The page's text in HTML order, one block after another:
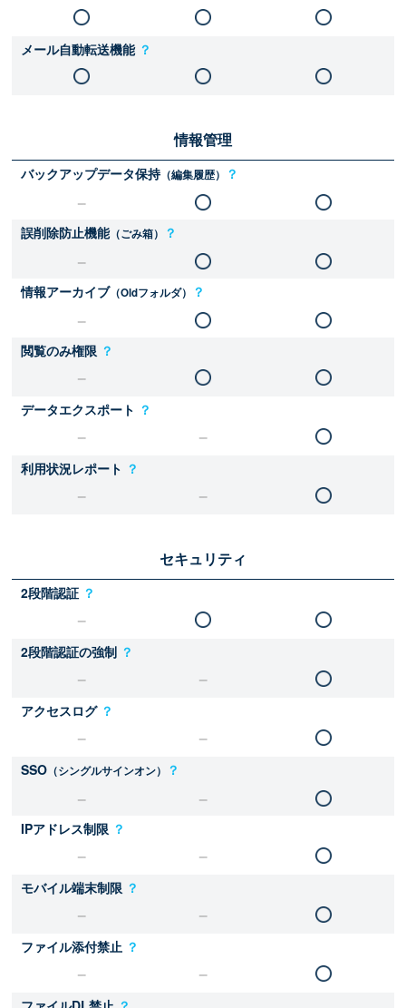
メール自動転送機能 ？
情報管理
バックアップデータ保持（編集履歴） ？
誤削除防止機能（ごみ箱） ？
情報アーカイブ（Oldフォルダ） ？
閲覧のみ権限 ？
データエクスポート ？
利用状況レポート ？
セキュリティ
2段階認証 ？
2段階認証の強制 ？
アクセスログ ？
SSO （シングルサインオン） ？
IPアドレス制限 ？
モバイル端末制限 ？
ファイル添付禁止 ？